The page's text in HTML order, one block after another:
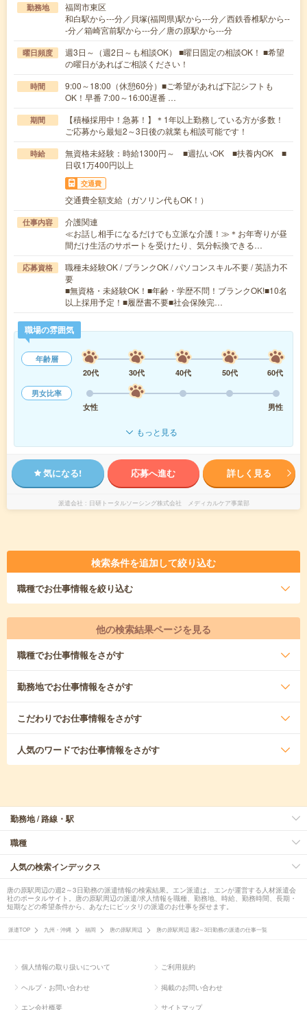
勤務地
福岡市東区
和白駅から---分／貝塚(福岡県)駅から---分／西鉄香椎駅から--
-分／箱崎宮前駅から---分／唐の原駅から---分
曜日頻度
週3日～（週2日～も相談OK） ■曜日固定の相談OK！ ■希望
の曜日があればご相談ください！
時間
9:00～18:00（休憩60分）■ご希望があれば下記シフトも
OK！早番 7:00～16:00遅番 …
期間
【積極採用中！急募！】＊1年以上勤務している方が多数！
ご応募から最短2～3日後の就業も相談可能です！
時給
無資格未経験：時給1300円～ ■週払いOK ■扶養内OK ■
日収1万400円以上
交通費
交通費全額支給（ガソリン代もOK！）
仕事内容
介護関連
≪お話し相手になるだけでも立派な介護！≫＊お年寄りが昼
間だけ生活のサポートを受けたり、気分転換できる…
応募資格
職種未経験OK / ブランクOK / パソコンスキル不要 / 英語力不
要
■無資格・未経験OK！■年齢・学歴不問！ブランクOK!■10名
以上採用予定！■履歴書不要■社会保険完…
職場の雰囲気
年齢層
20代
30代 40代 50代
60代
男女比率
女性
男性
もっと見る
気になる! 応募へ進む 詳しく見る
派遣会社 日研トータルソーシング株式会社 メディカルケア事業部
検索条件を追加して絞り込む
職種でお仕事情報を絞り込む
他の検索結果ページを見る
職種でお仕事情報をさがす
勤務地でお仕事情報をさがす
こだわりでお仕事情報をさがす
人気のワードでお仕事情報をさがす
勤務地 / 路線・駅
職種
人気の検索インデックス
唐の原駅周辺の週2～3日勤務の派遣情報の検索結果。エン派遣は、エンが運営する人材派遣会
社のポータルサイト。唐の原駅周辺の派遣/求人情報を職種、勤務地、時給、勤務時間、長期・
短期などの希望条件から、あなたにピッタリの派遣のお仕事を探せます。
派遣TOP 九州・沖縄 福岡 唐の原駅周辺 唐の原駅周辺 週2～3日勤務の派遣の仕事一覧
個人情報の取り扱いについて ご利用規約
ヘルプ・お問い合わせ 掲載のお問い合わせ
エン会社概要 サイトマップ